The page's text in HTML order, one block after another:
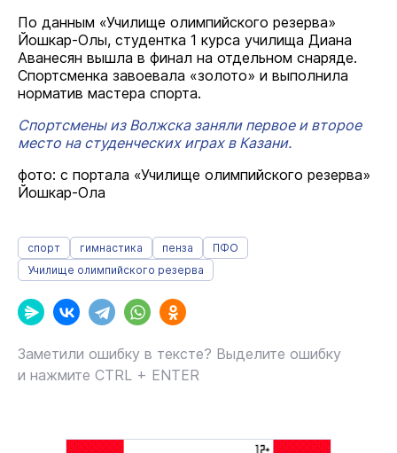
По данным «Училище олимпийского резерва»
Йошкар-Олы, студентка 1 курса училища Диана
Аванесян вышла в финал на отдельном снаряде.
Спортсменка завоевала «золото» и выполнила
норматив мастера спорта.
Спортсмены из Волжска заняли первое и второе
место на студенческих играх в Казани.
фото: с портала «Училище олимпийского резерва»
Йошкар-Ола
спорт гимнастика пенза
ПФО
Училище олимпийского резерва
Заметили ошибку в тексте? Выделите ошибку
и нажмите CTRL + ENTER